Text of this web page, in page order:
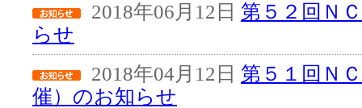
2018年06月12日 第５２回Ｎ
らせ
2018年04月12日 第５１回Ｎ
催）のお知らせ